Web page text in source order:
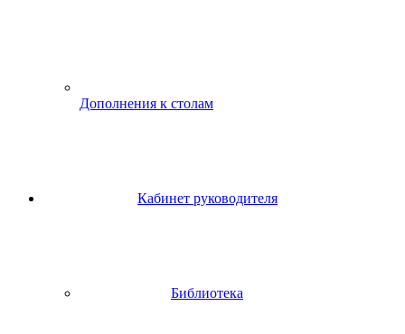
Дополнения к столам
Кабинет руководителя
Библиотека